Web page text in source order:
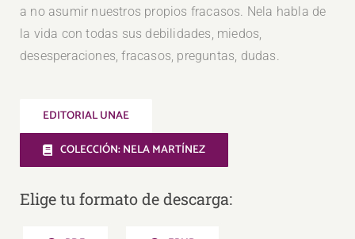
a no asumir nuestros propios fracasos. Nela habla de
la vida con todas sus debilidades, miedos,
desesperaciones, fracasos, preguntas, dudas.
EDITORIAL UNAE
COLECCIÓN: NELA MARTÍNEZ
Elige tu formato de descarga: